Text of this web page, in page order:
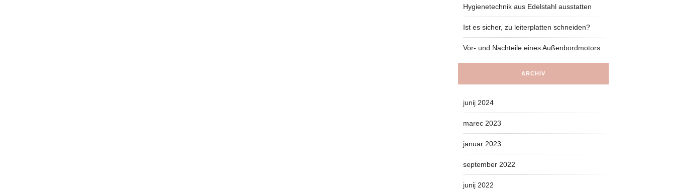
Hygienetechnik aus Edelstahl ausstatten
Ist es sicher, zu leiterplatten schneiden?
Vor- und Nachteile eines Außenbordmotors
ARCHIV
junij 2024
marec 2023
januar 2023
september 2022
junij 2022